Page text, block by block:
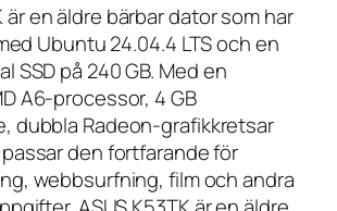
är en äldre bärbar dator som har
Ubuntu 24.04.4 LTS och en
SSD på 240 GB. Med en
A6-processor, 4 GB
dubbla Radeon-grafikkretsar
passar den fortfarande för
webbsurfning, film och andra